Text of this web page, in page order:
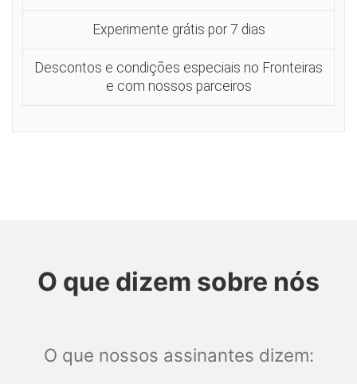
Experimente grátis por 7 dias
Descontos e condições especiais no Fronteiras
e com nossos parceiros
O que dizem sobre nós
O que nossos assinantes dizem: